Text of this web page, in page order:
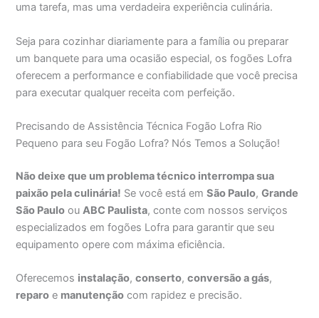
uma tarefa, mas uma verdadeira experiência culinária.
Seja para cozinhar diariamente para a família ou preparar
um banquete para uma ocasião especial, os fogões Lofra
oferecem a performance e confiabilidade que você precisa
para executar qualquer receita com perfeição.
Precisando de Assistência Técnica Fogão Lofra Rio
Pequeno para seu Fogão Lofra? Nós Temos a Solução!
Não deixe que um problema técnico interrompa sua
paixão pela culinária! Se você está emSão Paulo,Grande
São Paulo ouABC Paulista, conte com nossos serviços
especializados em fogões Lofra para garantir que seu
equipamento opere com máxima eficiência.
Oferecemos instalação,conserto,conversão a gás,
reparo e manutenção com rapidez e precisão.